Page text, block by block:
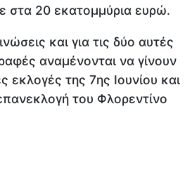
στα 20 εκατομμύρια ευρώ.
και για τις δύο αυτές
αναμένονται να γίνουν
εκλογές της 7ης Ιουνίου και
του Φλορεντίνο